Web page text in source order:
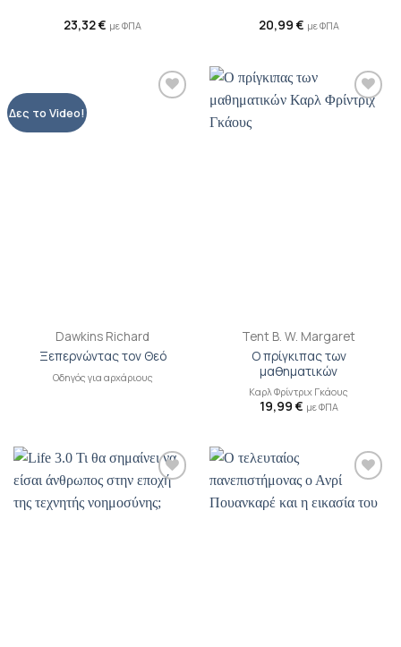
23,32€ με ΦΠΑ 20,99 € με ΦΠΑ
Δες το Video!
Dawkins Richard
Ξεπερνώντας τον Θεό
Οδηγός για αρχάριους
Προσθήκη
Tent B. W. Margaret
Ο πρίγκιπας των
μαθηματικών
Καρλ Φρίντριχ Γκάους
19,99 € με ΦΠΑ
Προσθήκη
βιβλίου
Προσθήκη
βιβλίου